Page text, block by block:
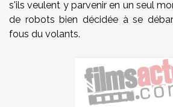
s'ils veulent y parvenir en un seul
de robots bien décidée à se
fous du volants.